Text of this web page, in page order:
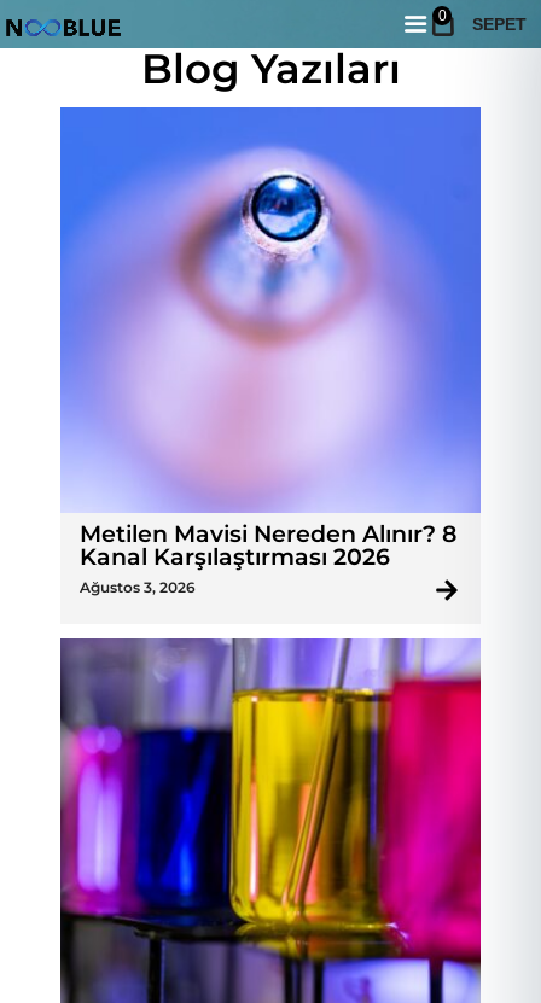
0 SEPET
Blog Yazıları
Metilen Mavisi Nereden Alınır? 8
Kanal Karşılaştırması 2026
Ağustos 3, 2026